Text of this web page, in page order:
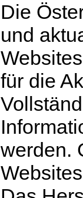
Die
und
für die
werden.